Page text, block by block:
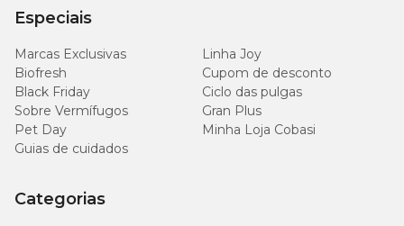
Especiais
Marcas Exclusivas
Linha Joy
Biofresh
Cupom de desconto
Black Friday
Ciclo das pulgas
Sobre Vermífugos
Gran Plus
Pet Day
Minha Loja Cobasi
Guias de cuidados
Categorias